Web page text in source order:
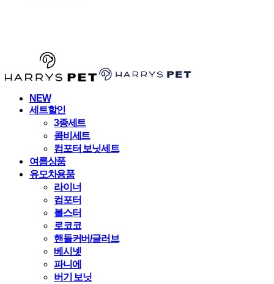
NEW
세트할인
3종세트
콤비세트
컴포터 보닛세트
여름상품
유모차용품
라이너
컴포터
볼스터
로코코
핸들커버/글러브
베시넷
파니에
버기 보닛